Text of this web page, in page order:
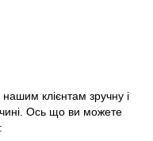
клієнтам зручну і
Ось що ви можете